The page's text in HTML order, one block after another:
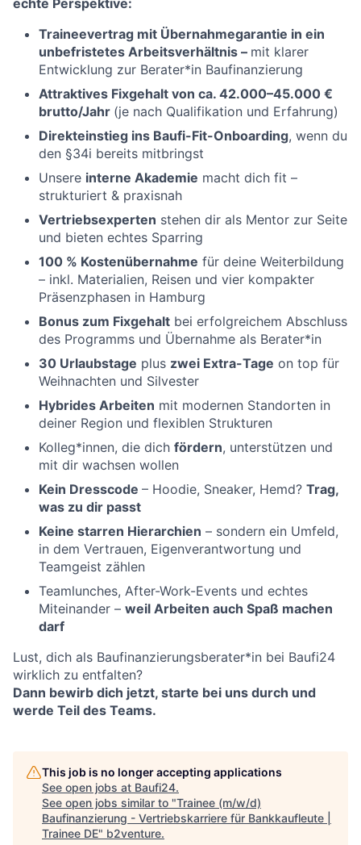
echte Perspektive:
Traineevertrag mit Übernahmegarantie in ein
unbefristetes Arbeitsverhältnis – mit klarer
Entwicklung zur Berater*in Baufinanzierung
Attraktives Fixgehalt von ca. 42.000–45.000 €
brutto/Jahr (je nach Qualifikation und Erfahrung)
Direkteinstieg ins Baufi-Fit-Onboarding, wenn du
den §34i bereits mitbringst
Unsere interne Akademie macht dich fit –
strukturiert & praxisnah
Vertriebsexperten stehen dir als Mentor zur Seite
und bieten echtes Sparring
100 % Kostenübernahme für deine Weiterbildung
– inkl. Materialien, Reisen und vier kompakter
Präsenzphasen in Hamburg
Bonus zum Fixgehalt bei erfolgreichem Abschluss
des Programms und Übernahme als Berater*in
30 Urlaubstage plus zwei Extra-Tage on top für
Weihnachten und Silvester
Hybrides Arbeiten mit modernen Standorten in
deiner Region und flexiblen Strukturen
Kolleg*innen, die dich fördern, unterstützen und
mit dir wachsen wollen
Kein Dresscode – Hoodie, Sneaker, Hemd? Trag,
was zu dir passt
Keine starren Hierarchien – sondern ein Umfeld,
in dem Vertrauen, Eigenverantwortung und
Teamgeist zählen
Teamlunches, After-Work-Events und echtes
Miteinander – weil Arbeiten auch Spaß machen
darf
Lust, dich als Baufinanzierungsberater*in bei Baufi24
wirklich zu entfalten?
Dann bewirb dich jetzt, starte bei uns durch und
werde Teil des Teams.
This job is no longer accepting applications
See open jobs at Baufi24.
See open jobs similar to "Trainee (m/w/d)
Baufinanzierung - Vertriebskarriere für Bankkaufleute |
Trainee DE" b2venture.